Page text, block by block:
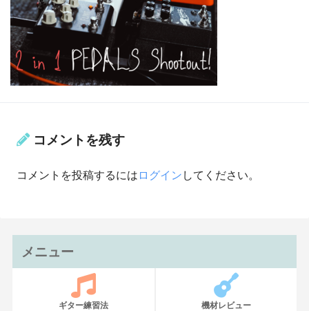
コメントを残す
コメントを投稿するには ログイン してください。
メニュー
ギター練習法 機材レビュー